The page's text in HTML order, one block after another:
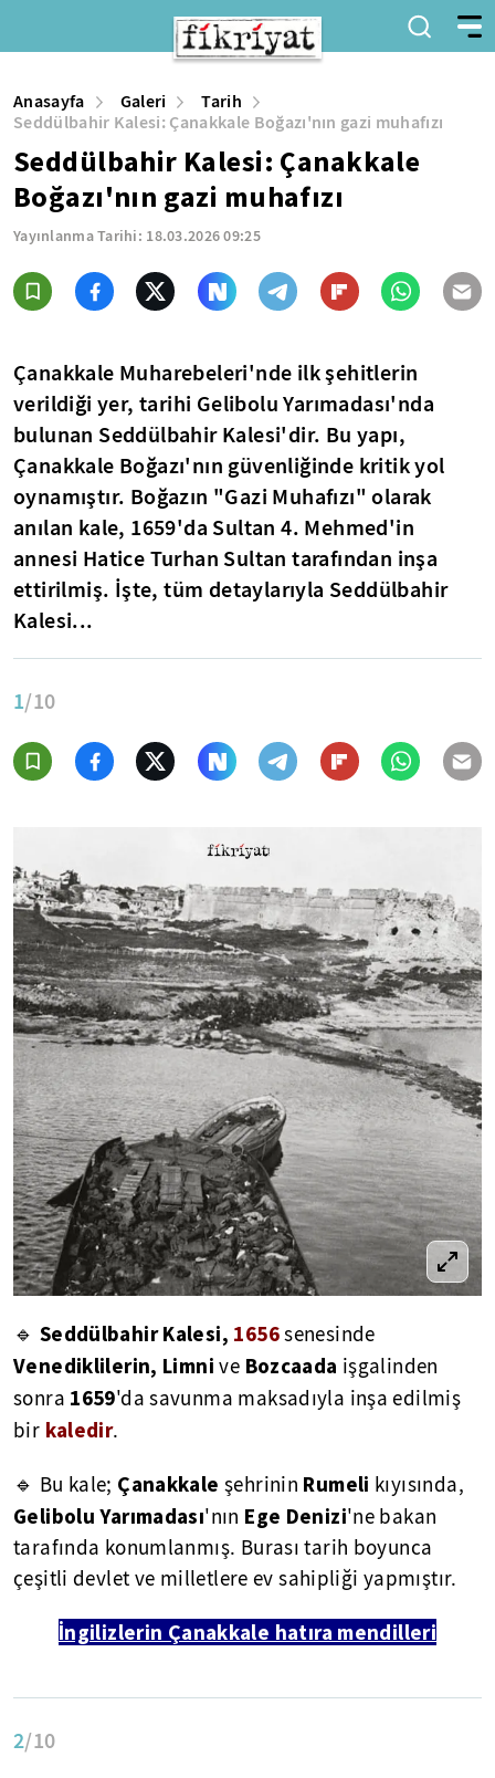
Anasayfa Galeri
Tarih
Seddülbahir Kalesi: Çanakkale Boğazı'nın gazi muhafızı
Seddülbahir Kalesi: Çanakkale
Boğazı'nın gazi muhafızı
Yayınlanma Tarihi: 18.03.2026 09:25
Çanakkale Muharebeleri'nde ilk şehitlerin
verildiği yer, tarihi Gelibolu Yarımadası'nda
bulunan Seddülbahir Kalesi'dir. Bu yapı,
Çanakkale Boğazı'nın güvenliğinde kritik yol
oynamıştır. Boğazın "Gazi Muhafızı" olarak
anılan kale, 1659'da Sultan 4. Mehmed'in
annesi Hatice Turhan Sultan tarafından inşa
ettirilmiş. İşte, tüm detaylarıyla Seddülbahir
Kalesi...
1/10
🔹 Seddülbahir Kalesi, 1656senesinde
Venediklilerin, Limnive Bozcaada işgalinden
sonra 1659'da savunma maksadıyla inşa edilmiş
bir kaledir.
🔹 Bu kale; Çanakkale şehrinin Rumeli kıyısında,
Gelibolu Yarımadası'nın Ege Denizi'ne bakan
tarafında konumlanmış. Burası tarih boyunca
çeşitli devlet ve milletlere ev sahipliği yapmıştır.
İngilizlerin Çanakkale hatıra mendilleri
2/10